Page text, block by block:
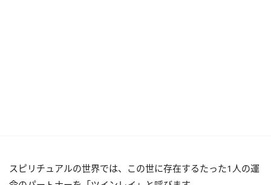
スピリチュアルの世界では、この世に存在するたった1人の運